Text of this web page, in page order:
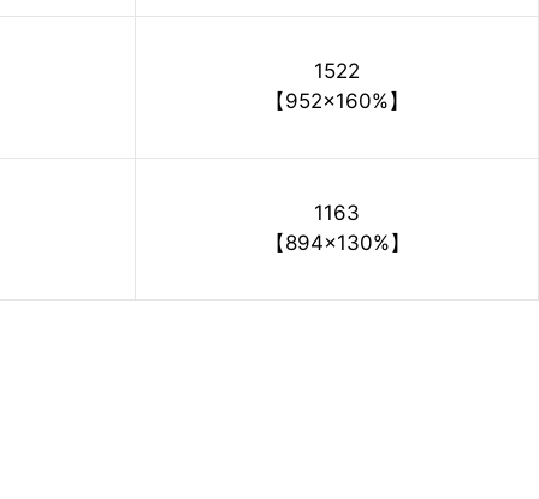
1522
【952×160%】
1163
【894×130%】